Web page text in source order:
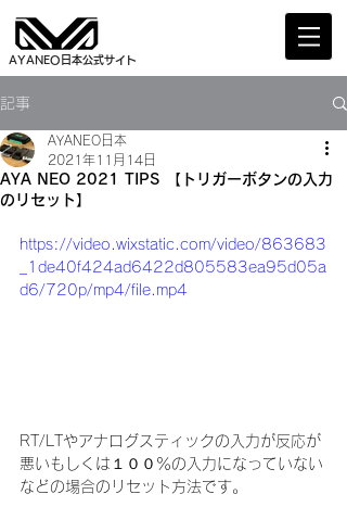
AYANEO日本公式サイト
記事
AYA NEO 2021 TIPS 【トリガーボタンの入力
のリセット】
AYANEO日本
2021年11月14日
https://video.wixstatic.com/video/863683
_1de40f424ad6422d805583ea95d05a
d6/720p/mp4/file.mp4
RT/LTやアナログスティックの入力が反応が
悪いもしくは１００％の入力になっていない
などの場合のリセット方法です。